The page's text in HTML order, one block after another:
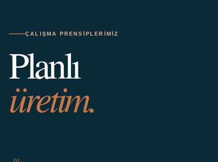
ÇALIŞMA PRENSIPLERIMIZ
Planlı
üretim.